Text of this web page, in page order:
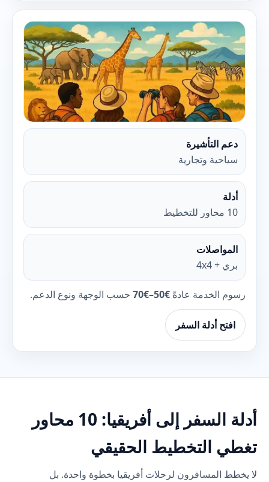
دعم التأشيرة
سياحية وتجارية
أدلة
10 محاور للتخطيط
المواصلات
بري + 4x4
رسوم الخدمة عادةً €50–€70 حسب الوجهة ونوع الدعم.
افتح أدلة السفر
أدلة السفر إلى أفريقيا: 10 محاور
تغطي التخطيط الحقيقي
لا يخطط المسافرون لرحلات أفريقيا بخطوة واحدة. بل